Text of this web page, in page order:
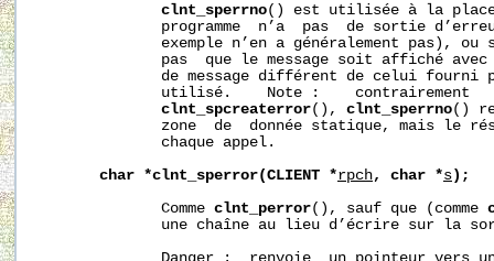
clnt_sperrno() est utilisée à la
programme  n’a  pas  de sortie
exemple n’en a généralement pas), ou
pas  que le message soit affiché
de message différent de celui fourni
utilisé.    Note :
clnt_spcreaterror(), clnt_sperrno()
zone  de  donnée statique, mais le
              chaque appel.
char *clnt_sperror(CLIENT *rpch, char *s );
              Comme
clnt_perror(), sauf que (comme
une chaîne au lieu d’écrire sur la